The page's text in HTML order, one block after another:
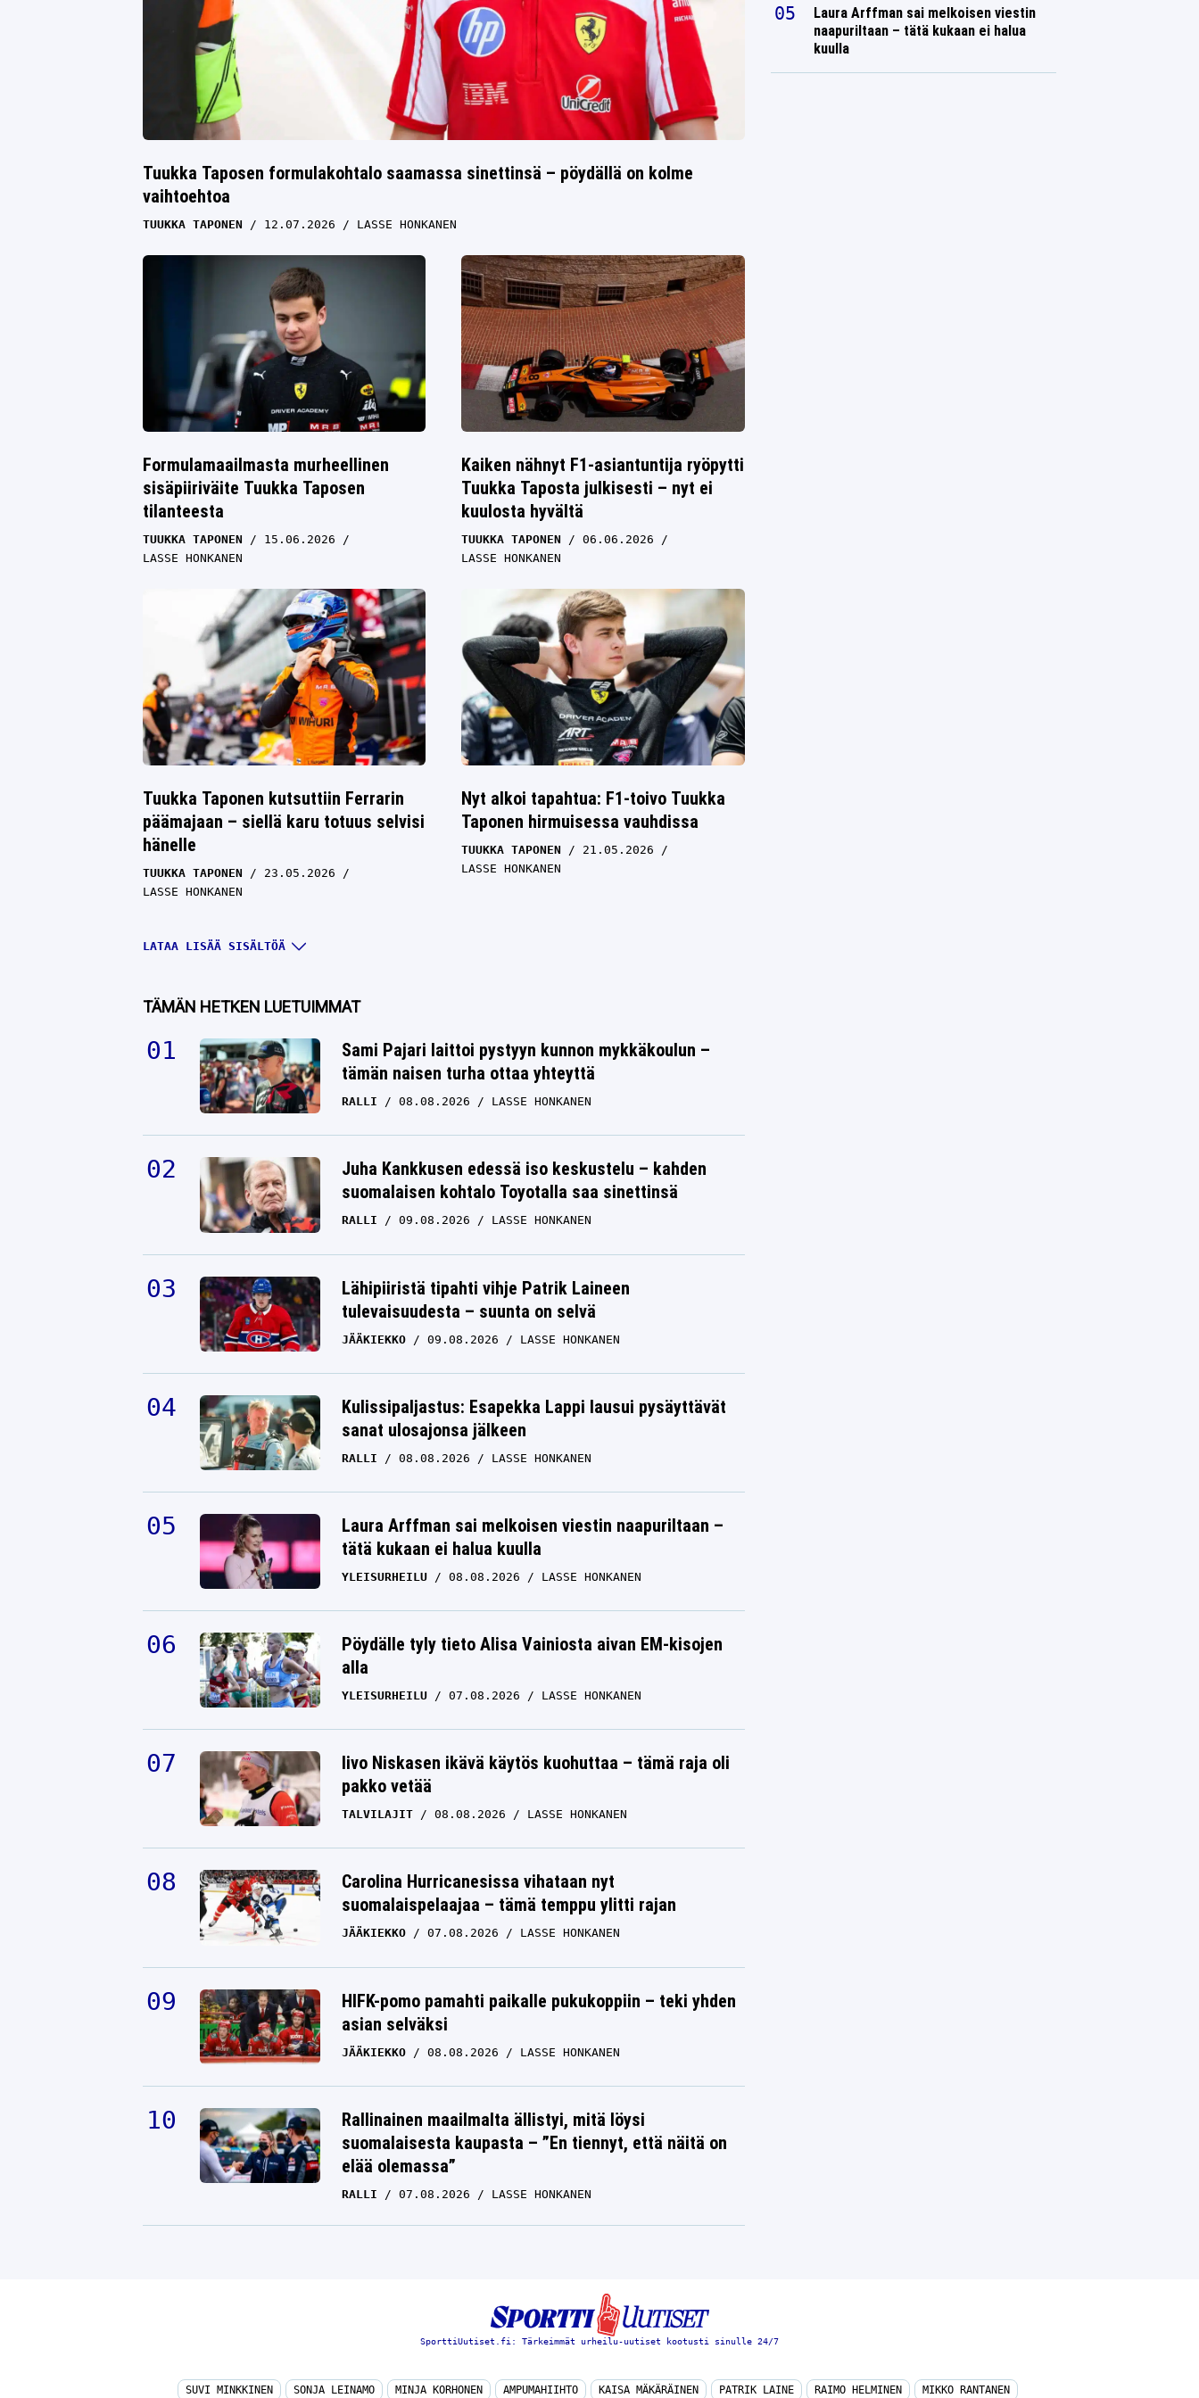
Tuukka Taposen formulakohtalo saamassa sinettinsä – pöydällä on kolme
vaihtoehtoa
TUUKKA TAPONEN 12.07.2026 LASSE HONKANEN
Formulamaailmasta murheellinen
sisäpiiriväite Tuukka Taposen
tilanteesta
TUUKKA TAPONEN
15.06.2026
LASSE HONKANEN
Kaiken nähnyt F1-asiantuntija ryöpytti
Tuukka Taposta julkisesti – nyt ei
kuulosta hyvältä
TUUKKA TAPONEN
06.06.2026
LASSE HONKANEN
Tuukka Taponen kutsuttiin Ferrarin
päämajaan – siellä karu totuus selvisi
hänelle
TUUKKA TAPONEN
23.05.2026
LASSE HONKANEN
Nyt alkoi tapahtua: F1-toivo Tuukka
Taponen hirmuisessa vauhdissa
TUUKKA TAPONEN
21.05.2026
LASSE HONKANEN
melkoisen ajan – Suomen F1-ässä
täysi vastaantulija
TUUKKA TAPONEN
02.05.2026
tapahtuuko Tuukka Taposen kannalta
merkittävä käänne?
TUUKKA TAPONEN
28.04.2026
TUUKKA TAPONEN
LASSE HONKANEN
Suomen formulatoivosta
TUUKKA TAPONEN
LASSE HONKANEN
LATAA LISÄÄ SISÄLTÖÄ
TÄMÄN HETKEN LUETUIMMAT
Sami Pajari laittoi pystyyn kunnon mykkäkoulun –
tämän naisen turha ottaa yhteyttä
RALLI 08.08.2026 LASSE HONKANEN
Juha Kankkusen edessä iso keskustelu – kahden
suomalaisen kohtalo Toyotalla saa sinettinsä
RALLI 09.08.2026 LASSE HONKANEN
Lähipiiristä tipahti vihje Patrik Laineen
tulevaisuudesta – suunta on selvä
JÄÄKIEKKO 09.08.2026 LASSE HONKANEN
Kulissipaljastus: Esapekka Lappi lausui pysäyttävät
sanat ulosajonsa jälkeen
RALLI 08.08.2026 LASSE HONKANEN
Laura Arffman sai melkoisen viestin naapuriltaan –
tätä kukaan ei halua kuulla
YLEISURHEILU 08.08.2026 LASSE HONKANEN
Pöydälle tyly tieto Alisa Vainiosta aivan EM-kisojen
alla
YLEISURHEILU 07.08.2026 LASSE HONKANEN
Iivo Niskasen ikävä käytös kuohuttaa – tämä raja oli
pakko vetää
TALVILAJIT 08.08.2026 LASSE HONKANEN
Carolina Hurricanesissa vihataan nyt
suomalaispelaajaa – tämä temppu ylitti rajan
JÄÄKIEKKO 07.08.2026 LASSE HONKANEN
HIFK-pomo pamahti paikalle pukukoppiin – teki yhden
asian selväksi
JÄÄKIEKKO 08.08.2026 LASSE HONKANEN
Rallinainen maailmalta ällistyi, mitä löysi
suomalaisesta kaupasta – ”En tiennyt, että näitä on
elää olemassa”
RALLI 07.08.2026 LASSE HONKANEN
Laura Arffman sai melkoisen viestin
naapuriltaan – tätä kukaan ei halua
kuulla
SporttiUutiset.fi: Tärkeimmät urheilu-uutiset kootusti sinulle 24/7
SUVI MINKKINEN SONJA LEINAMO MINJA KORHONEN AMPUMAHIIHTO KAISA MÄKÄRÄINEN PATRIK LAINE RAIMO HELMINEN MIKKO RANTANEN